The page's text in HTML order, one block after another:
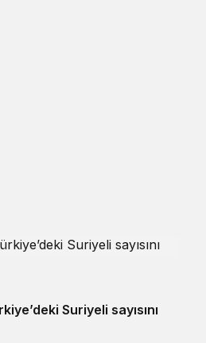
Suriyeli sayısını